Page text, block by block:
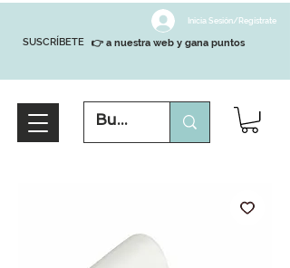
SUSCRÍBETE
Inicia Sesión/Regístrate
👉 a nuestra web y gana puntos